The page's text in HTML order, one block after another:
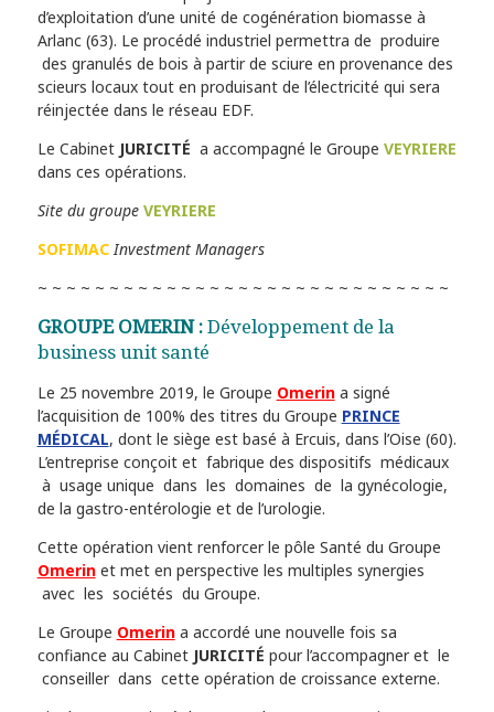
d’exploitation d’une unité de cogénération biomasse à
Arlanc (63). Le procédé industriel permettra de produire
des granulés de bois à partir de sciure en provenance des
scieurs locaux tout en produisant de l’électricité qui sera
réinjectée dans le réseau EDF.
Le Cabinet JURICITÉ a accompagné le Groupe VEYRIERE
dans ces opérations.
Site du groupe VEYRIERE
SOFIMAC Investment Managers
~ ~ ~ ~ ~ ~ ~ ~ ~ ~ ~ ~ ~ ~ ~ ~ ~ ~ ~ ~ ~ ~ ~ ~ ~ ~ ~ ~ ~
GROUPE OMERIN : Développement de la
business unit santé
Le 25 novembre 2019, le Groupe Omerina signé
l’acquisition de 100% des titres du Groupe PRINCE
MÉDICAL, dont le siège est basé à Ercuis, dans l’Oise (60).
L’entreprise conçoit et fabrique des dispositifs médicaux
à usage unique dans les domaines de la gynécologie,
de la gastro-entérologie et de l’urologie.
Cette opération vient renforcer le pôle Santé du Groupe
Omerinet met en perspective les multiples synergies
avec les sociétés du Groupe.
Le Groupe Omerina accordé une nouvelle fois sa
confiance au Cabinet JURICITÉ pour l’accompagner et le
conseiller dans cette opération de croissance externe.